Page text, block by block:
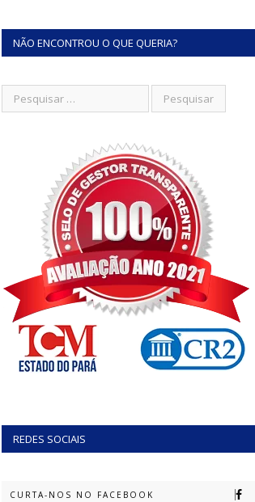
NÃO ENCONTROU O QUE QUERIA?
REDES SOCIAIS
CURTA-NOS NO FACEBOOK